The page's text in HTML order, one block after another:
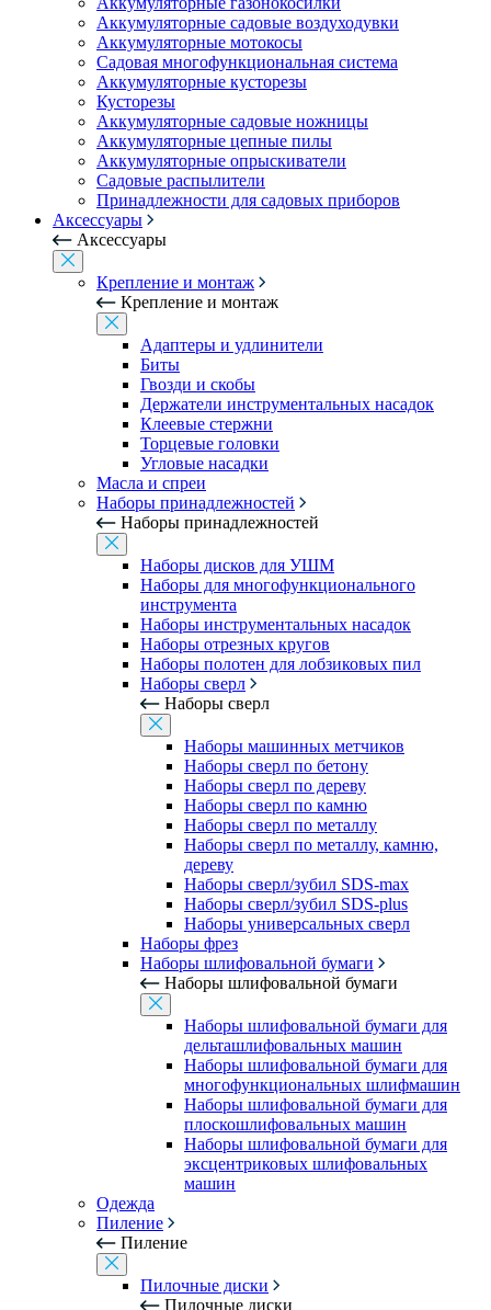
Аккумуляторные садовые воздуходувки
Аккумуляторные мотокосы
Садовая многофункциональная система
Аккумуляторные кусторезы
Кусторезы
Аккумуляторные садовые ножницы
Аккумуляторные цепные пилы
Аккумуляторные опрыскиватели
Садовые распылители
Принадлежности для садовых приборов
Аксессуары
Аксессуары
Крепление и монтаж
Крепление и монтаж
Адаптеры и удлинители
Биты
Гвозди и скобы
Держатели инструментальных насадок
Клеевые стержни
Торцевые головки
Угловые насадки
Масла и спреи
Наборы принадлежностей
Наборы принадлежностей
Наборы дисков для УШМ
Наборы для многофункционального
инструмента
Наборы инструментальных насадок
Наборы отрезных кругов
Наборы полотен для лобзиковых пил
Наборы сверл
Наборы сверл
Наборы машинных метчиков
Наборы сверл по бетону
Наборы сверл по дереву
Наборы сверл по камню
Наборы сверл по металлу
Наборы сверл по металлу, камню,
дереву
Наборы сверл/зубил SDS-max
Наборы сверл/зубил SDS-plus
Наборы универсальных сверл
Наборы фрез
Наборы шлифовальной бумаги
Наборы шлифовальной бумаги
Наборы шлифовальной бумаги для
дельташлифовальных машин
Наборы шлифовальной бумаги для
многофункциональных шлифмашин
Наборы шлифовальной бумаги для
плоскошлифовальных машин
Наборы шлифовальной бумаги для
эксцентриковых шлифовальных
машин
Одежда
Пиление
Пиление
Пилочные диски
Пилочные диски